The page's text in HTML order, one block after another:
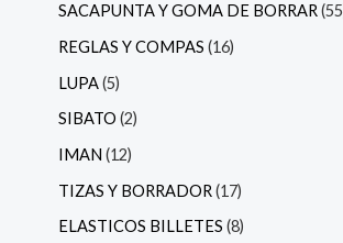
SACAPUNTA Y GOMA DE BORRAR 55
REGLAS Y COMPAS 16
LUPA 5
SIBATO 2
IMAN 12
TIZAS Y BORRADOR 17
ELASTICOS BILLETES 8